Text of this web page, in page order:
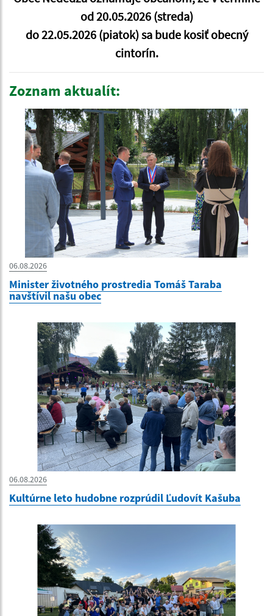
od 20.05.2026 (streda)
do 22.05.2026 (piatok) sa bude kosiť obecný
cintorín.
Zoznam aktualít:
06.08.2026
Minister životného prostredia Tomáš Taraba
navštívil našu obec
06.08.2026
Kultúrne leto hudobne rozprúdil Ľudovít Kašuba